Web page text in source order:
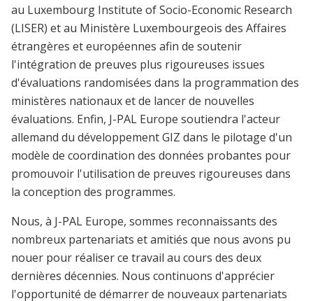
au Luxembourg Institute of Socio-Economic Research
(LISER) et au Ministère Luxembourgeois des Affaires
étrangères et européennes afin de soutenir
l'intégration de preuves plus rigoureuses issues
d'évaluations randomisées dans la programmation des
ministères nationaux et de lancer de nouvelles
évaluations. Enfin, J-PAL Europe soutiendra l'acteur
allemand du développement GIZ dans le pilotage d'un
modèle de coordination des données probantes pour
promouvoir l'utilisation de preuves rigoureuses dans
la conception des programmes.
Nous, à J-PAL Europe, sommes reconnaissants des
nombreux partenariats et amitiés que nous avons pu
nouer pour réaliser ce travail au cours des deux
dernières décennies. Nous continuons d'apprécier
l'opportunité de démarrer de nouveaux partenariats